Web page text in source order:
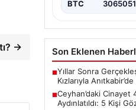
→
BTC 3065051
Son Eklenen
■Yıllar Sonra
Kızlarıyla
■Ceyhan’daki Cinayet
Aydınlatıldı: 5 Kişi